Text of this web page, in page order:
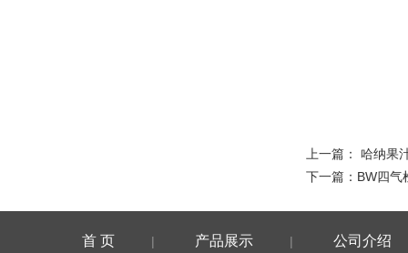
上一篇： 哈纳果
下一篇： BW四气
首 页 | 产品展示 | 公司介绍